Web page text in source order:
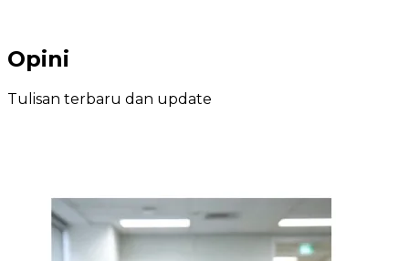
Opini
Tulisan terbaru dan update